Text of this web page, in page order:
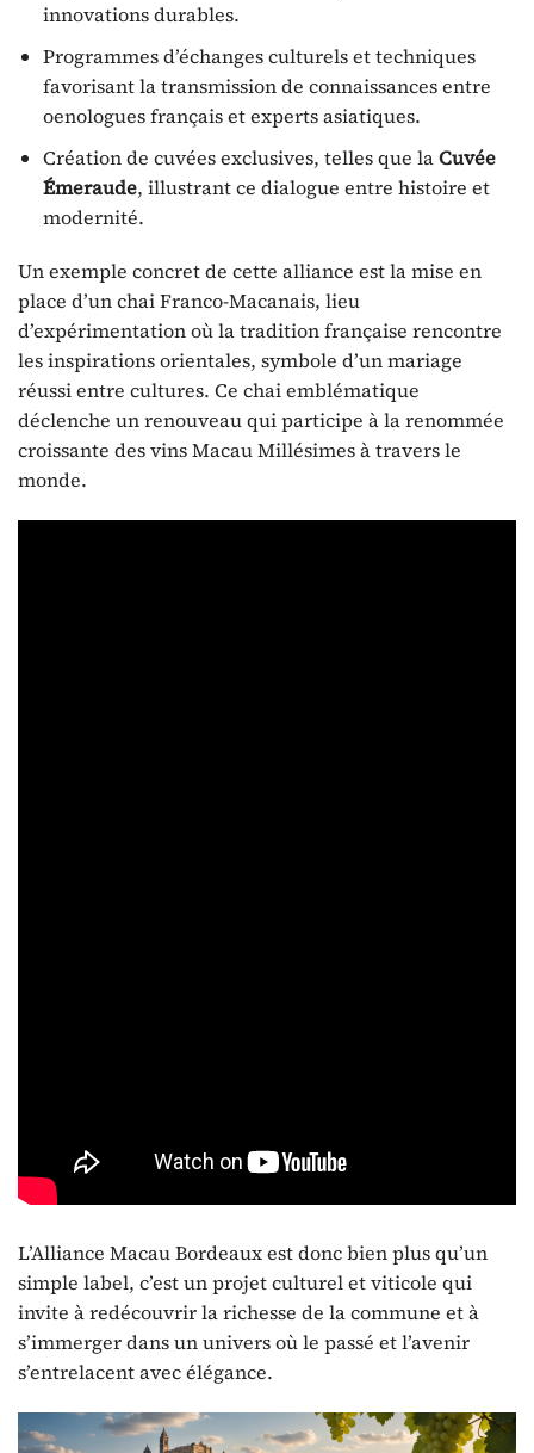
innovations durables.
Programmes d’échanges culturels et techniques
favorisant la transmission de connaissances entre
oenologues français et experts asiatiques.
Création de cuvées exclusives, telles que laCuvée
Émeraude, illustrant ce dialogue entre histoire et
modernité.
Un exemple concret de cette alliance est la mise en
place d’un chai Franco-Macanais, lieu
d’expérimentation où la tradition française rencontre
les inspirations orientales, symbole d’un mariage
réussi entre cultures. Ce chai emblématique
déclenche un renouveau qui participe à la renommée
croissante des vins Macau Millésimes à travers le
monde.
L’Alliance Macau Bordeaux est donc bien plus qu’un
simple label, c’est un projet culturel et viticole qui
invite à redécouvrir la richesse de la commune et à
s’immerger dans un univers où le passé et l’avenir
s’entrelacent avec élégance.